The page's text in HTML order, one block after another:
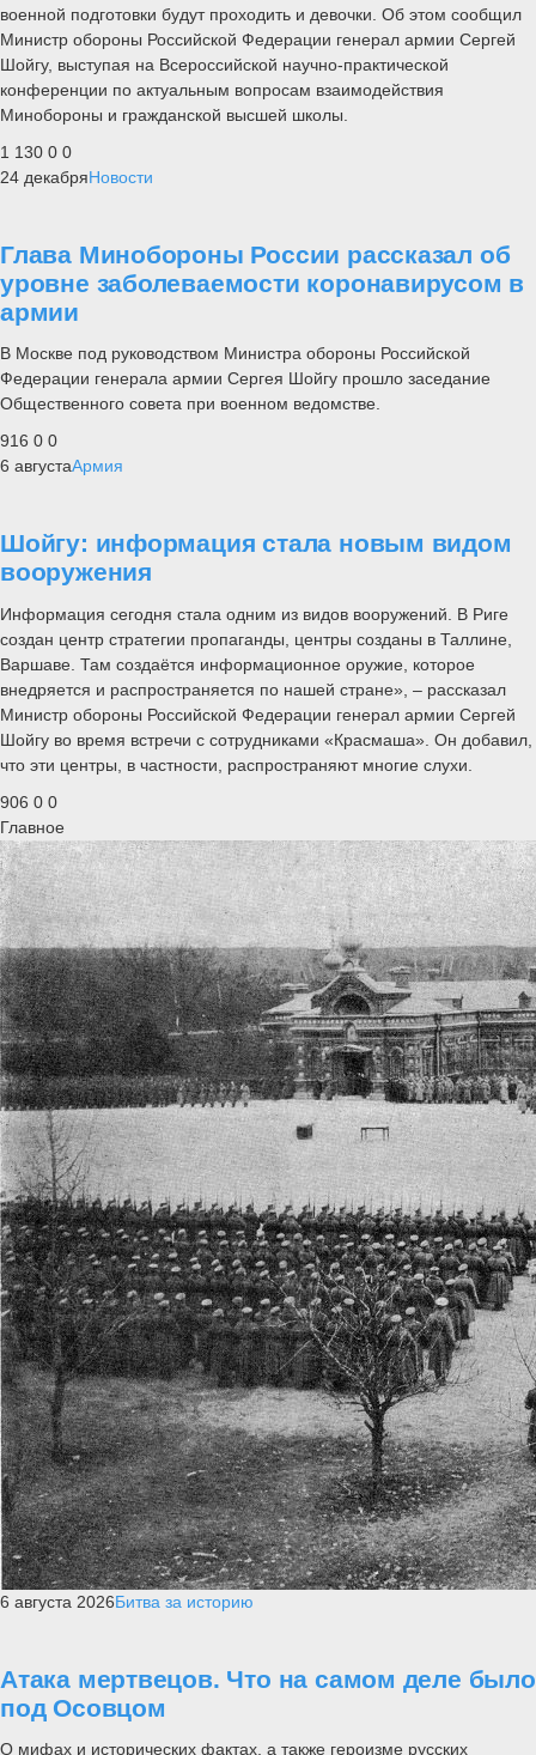
военной подготовки будут проходить и девочки. Об этом сообщил
Министр обороны Российской Федерации генерал армии Сергей
Шойгу, выступая на Всероссийской научно-практической
конференции по актуальным вопросам взаимодействия
Минобороны и гражданской высшей школы.
1 130 0 0
24 декабряНовости
Глава Минобороны России рассказал об
уровне заболеваемости коронавирусом в
армии
В Москве под руководством Министра обороны Российской
Федерации генерала армии Сергея Шойгу прошло заседание
Общественного совета при военном ведомстве.
916 0 0
6 августаАрмия
Шойгу: информация стала новым видом
вооружения
Информация сегодня стала одним из видов вооружений. В Риге
создан центр стратегии пропаганды, центры созданы в Таллине,
Варшаве. Там создаётся информационное оружие, которое
внедряется и распространяется по нашей стране», – рассказал
Министр обороны Российской Федерации генерал армии Сергей
Шойгу во время встречи с сотрудниками «Красмаша». Он добавил,
что эти центры, в частности, распространяют многие слухи.
906 0 0
Главное
6 августа 2026Битва за историю
Атака мертвецов. Что на самом деле было
под Осовцом
О мифах и исторических фактах, а также героизме русских